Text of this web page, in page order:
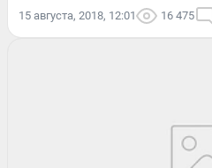
15 августа, 2018, 12:01 16 475